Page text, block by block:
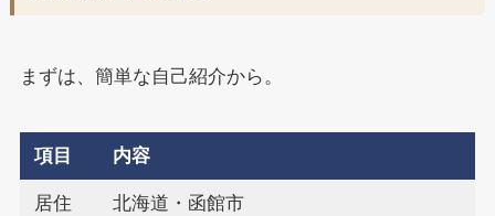
まずは、簡単な自己紹介から。
項目 内容
居住
北海道・函館市